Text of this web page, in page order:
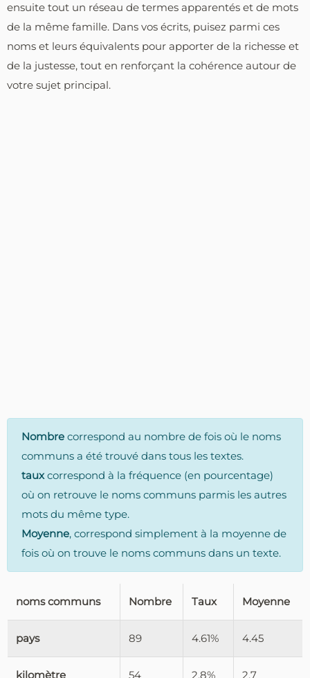
ensuite tout un réseau de termes apparentés et de mots
de la même famille. Dans vos écrits, puisez parmi ces
noms et leurs équivalents pour apporter de la richesse et
de la justesse, tout en renforçant la cohérence autour de
votre sujet principal.
Nombre correspond au nombre de fois où le noms
communs a été trouvé dans tous les textes.
tauxcorrespond à la fréquence (en pourcentage)
où on retrouve le noms communs parmis les autres
mots du même type.
Moyenne, correspond simplement à la moyenne de
fois où on trouve le noms communs dans un texte.
noms communs Nombre Taux Moyenne
pays 89 4.61% 4.45
kilomètre 54 2.8% 2.7